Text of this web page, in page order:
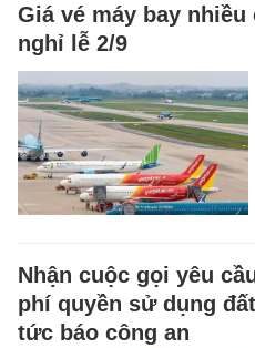
Giá vé máy bay
nghỉ lễ 2/9
Nhận cuộc gọi yêu
phí quyền sử dụng
tức báo công an